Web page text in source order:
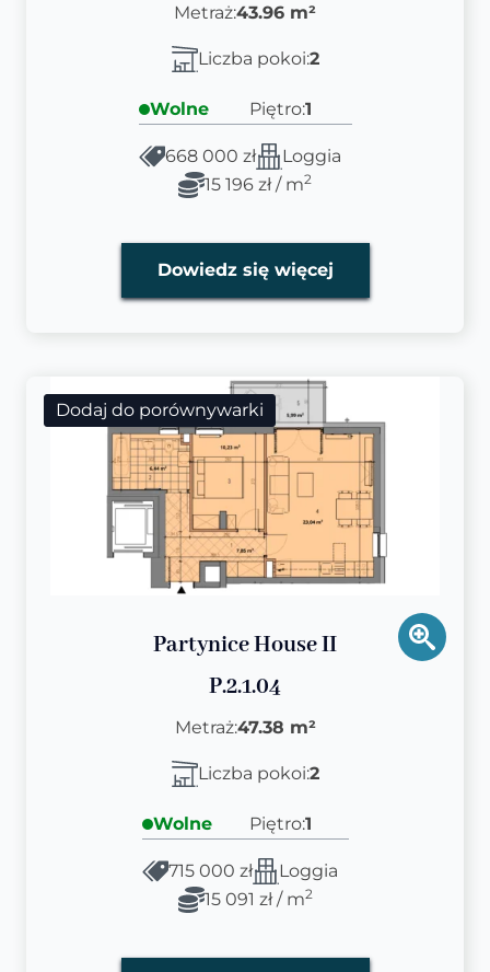
Metraż:43.96 m²
Liczba pokoi:2
Wolne Piętro:1
668 000 zł
Loggia
15 196 zł / m2
Dowiedz się więcej
Dodaj do porównywarki
Partynice House II
P.2.1.04
Metraż:47.38 m²
Liczba pokoi:2
Wolne Piętro:1
715 000 zł
Loggia
15 091 zł / m2